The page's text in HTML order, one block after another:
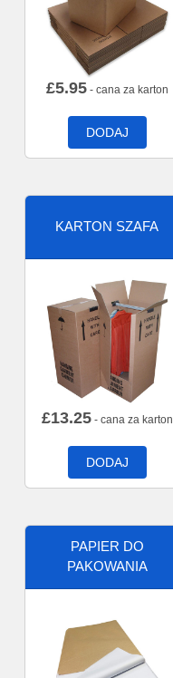
£5.95- cana za karton
DODAJ
KARTON SZAFA
£13.25- cana za karton
DODAJ
PAPIER DO
PAKOWANIA